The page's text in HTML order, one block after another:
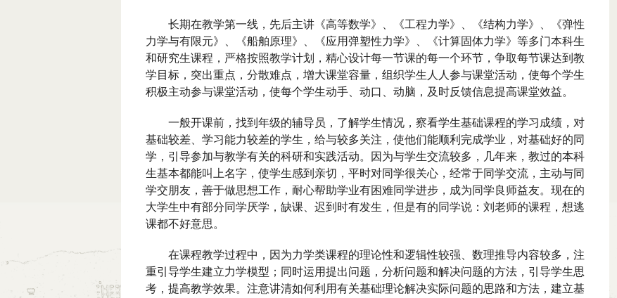
长期在教学第一线，先后主讲《高等数学》、《工程力学》、《结构力学》、《弹性
力学与有限元》、《船舶原理》、《应用弹塑性力学》、《计算固体力学》等多门本科生
和研究生课程，严格按照教学计划，精心设计每一节课的每一个环节，争取每节课达到教
学目标，突出重点，分散难点，增大课堂容量，组织学生人人参与课堂活动，使每个学生
积极主动参与课堂活动，使每个学生动手、动口、动脑，及时反馈信息提高课堂效益。
一般开课前，找到年级的辅导员，了解学生情况，察看学生基础课程的学习成绩，对
基础较差、学习能力较差的学生，给与较多关注，使他们能顺利完成学业，对基础好的同
学，引导参加与教学有关的科研和实践活动。因为与学生交流较多，几年来，教过的本科
生基本都能叫上名字，使学生感到亲切，平时对同学很关心，经常于同学交流，主动与同
学交朋友，善于做思想工作，耐心帮助学业有困难同学进步，成为同学良师益友。现在的
大学生中有部分同学厌学，缺课、迟到时有发生，但是有的同学说：刘老师的课程，想逃
课都不好意思。
在课程教学过程中，因为力学类课程的理论性和逻辑性较强、数理推导内容较多，注
重引导学生建立力学模型；同时运用提出问题，分析问题和解决问题的方法，引导学生思
考，提高教学效果。注意讲清如何利用有关基础理论解决实际问题的思路和方法，建立基